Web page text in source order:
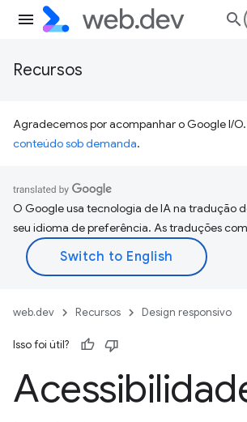
Recursos
Agradecemos por acompanhar o Google I/O.
conteúdo sob demanda.
O Google usa tecnologia de IA na tradução
seu idioma de preferência. As traduções
web.dev Recursos Design responsivo
Isso foi útil?